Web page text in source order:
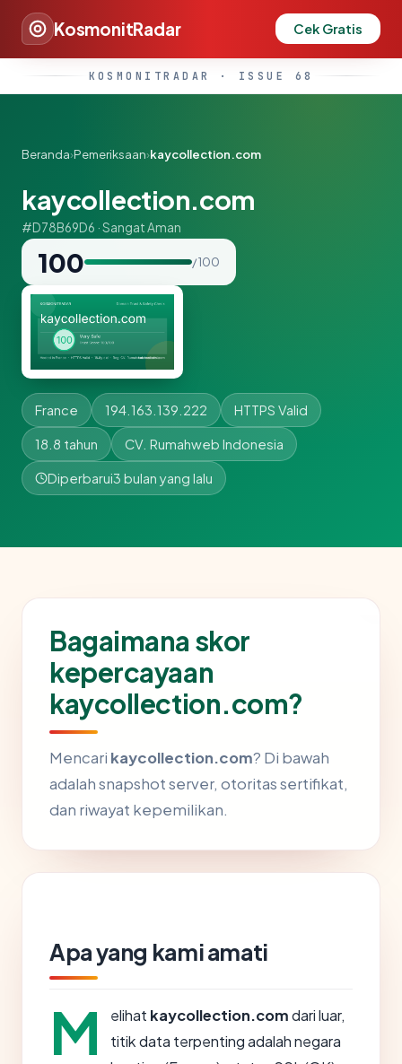
KosmonitRadar Cek Gratis
KOSMONITRADAR · ISSUE 68
Beranda›Pemeriksaan›kaycollection.com
kaycollection.com
#D78B69D6 · Sangat Aman
100 / 100
France 194.163.139.222 HTTPS Valid
18.8 tahun CV. Rumahweb Indonesia
Diperbarui3 bulan yang lalu
Bagaimana skor
kepercayaan
kaycollection.com?
Mencari kaycollection.com? Di bawah
adalah snapshot server, otoritas sertifikat,
dan riwayat kepemilikan.
Apa yang kami amati
M elihat kaycollection.comdari luar,
titik data terpenting adalah negara